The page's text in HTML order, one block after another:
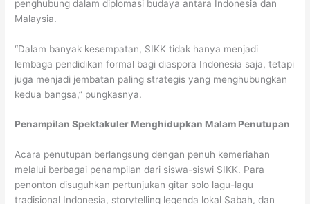
penghubung dalam diplomasi budaya antara Indonesia dan
Malaysia.
“Dalam banyak kesempatan, SIKK tidak hanya menjadi
lembaga pendidikan formal bagi diaspora Indonesia saja, tetapi
juga menjadi jembatan paling strategis yang menghubungkan
kedua bangsa,” pungkasnya.
Penampilan Spektakuler Menghidupkan Malam Penutupan
Acara penutupan berlangsung dengan penuh kemeriahan
melalui berbagai penampilan dari siswa-siswi SIKK. Para
penonton disuguhkan pertunjukan gitar solo lagu-lagu
tradisional Indonesia, storytelling legenda lokal Sabah, dan